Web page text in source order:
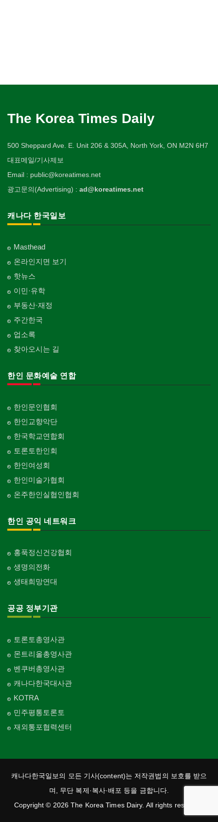
The Korea Times Daily
500 Sheppard Ave. E. Unit 206 & 305A, North York, ON M2N 6H7
대표메일/기사제보
Email : public@koreatimes.net
광고문의(Advertising) : ad@koreatimes.net
캐나다 한국일보
Masthead
온라인지면 보기
핫뉴스
이민·유학
부동산·재정
주간한국
업소록
찾아오시는 길
한인 문화예술 연합
한인문인협회
한인교향악단
한국학교연합회
토론토한인회
한인여성회
한인미술가협회
온주한인실협인협회
한인 공익 네트워크
홍푹정신건강협회
생명의전화
생태희망연대
공공 정부기관
토론토총영사관
몬트리올총영사관
벤쿠버총영사관
캐나다한국대사관
KOTRA
민주평통토론토
재외통포협력센터
캐나다한국일보의 모든 기사(content)는 저작권법의 보호를 받으
며, 무단 복제·복사·배포 등을 금합니다.
Copyright © 2026 The Korea Times Dairy. All rights reserved.